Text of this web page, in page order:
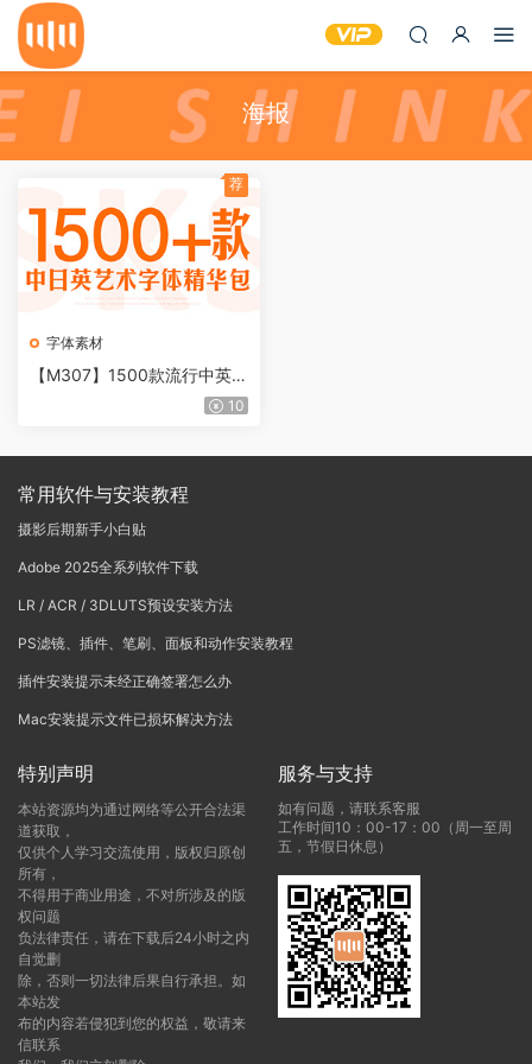
海报
字体素材
【M307】1500款流行中英日
广告海报设计艺术字体精华包
10
荐
常用软件与安装教程
摄影后期新手小白贴
Adobe 2025全系列软件下载
LR / ACR / 3DLUTS预设安装方法
PS滤镜、插件、笔刷、面板和动作安装教程
插件安装提示未经正确签署怎么办
Mac安装提示文件已损坏解决方法
特别声明
本站资源均为通过网络等公开合法渠
道获取，
仅供个人学习交流使用，版权归原创
所有，
不得用于商业用途，不对所涉及的版
权问题
负法律责任，请在下载后24小时之内
自觉删
除，否则一切法律后果自行承担。如
本站发
布的内容若侵犯到您的权益，敬请来
信联系
服务与支持
如有问题，请联系客服
工作时间10：00-17：00（周一至周
五，节假日休息）